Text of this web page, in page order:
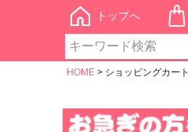
トップへ
HOME ショッピングカート